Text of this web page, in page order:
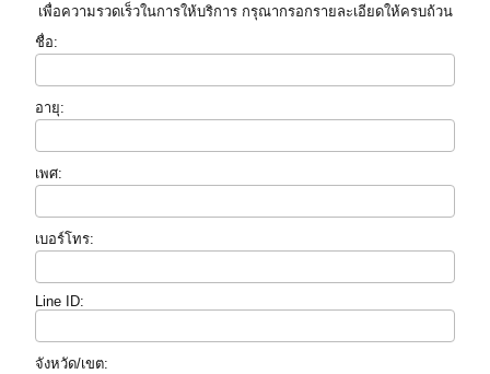
เพื่อความรวดเร็วในการให้บริการ กรุณากรอกรายละเอียดให้ครบถ้วน
ชื่อ:
อายุ:
เพศ:
เบอร์โทร:
Line ID:
จังหวัด/เขต: